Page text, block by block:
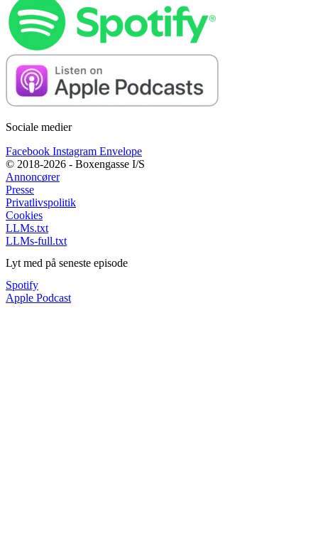
Sociale medier
Facebook Instagram Envelope
© 2018-2026 - Boxengasse I/S
Annoncører
Presse
Privatlivspolitik
Cookies
LLMs.txt
LLMs-full.txt
Lyt med på seneste episode
Spotify
Apple Podcast